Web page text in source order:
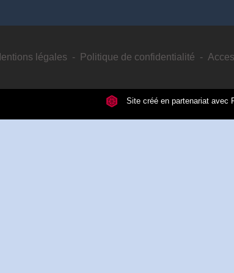
légales - Politique de confidentialité -
Site créé en partenariat avec